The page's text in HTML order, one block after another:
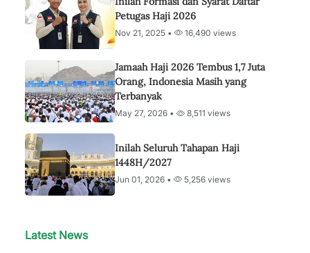
Petugas Haji 2026
Nov 21, 2025 • 16,490 views
Jamaah Haji 2026 Tembus 1,7 Juta
Orang, Indonesia Masih yang
Terbanyak
May 27, 2026 • 8,511 views
Inilah Seluruh Tahapan Haji
1448H/2027
Jun 01, 2026 • 5,256 views
Latest News